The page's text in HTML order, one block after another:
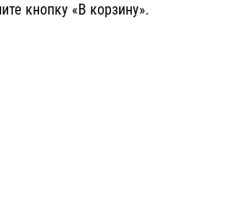
кнопку «В корзину».